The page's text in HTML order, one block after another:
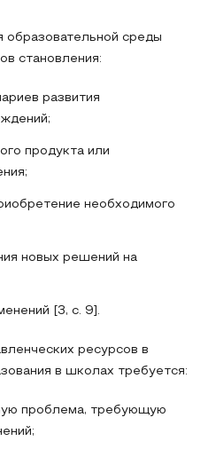
образовательной среды
становления:
развития
продукта или
необходимого
новых решений на
[3, с. 9].
ресурсов в
в школах требуется:
проблема, требующую